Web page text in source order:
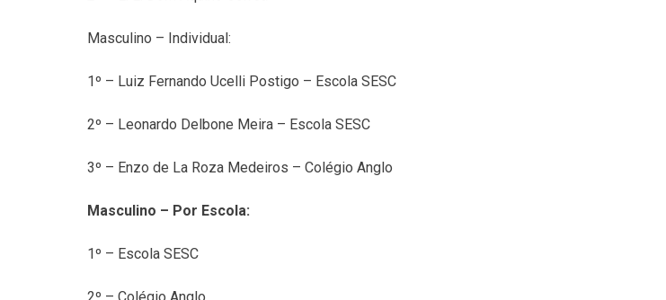
Masculino – Individual:
1º – Luiz Fernando Ucelli Postigo – Escola SESC
2º – Leonardo Delbone Meira – Escola SESC
3º – Enzo de La Roza Medeiros – Colégio Anglo
Masculino – Por Escola:
1º – Escola SESC